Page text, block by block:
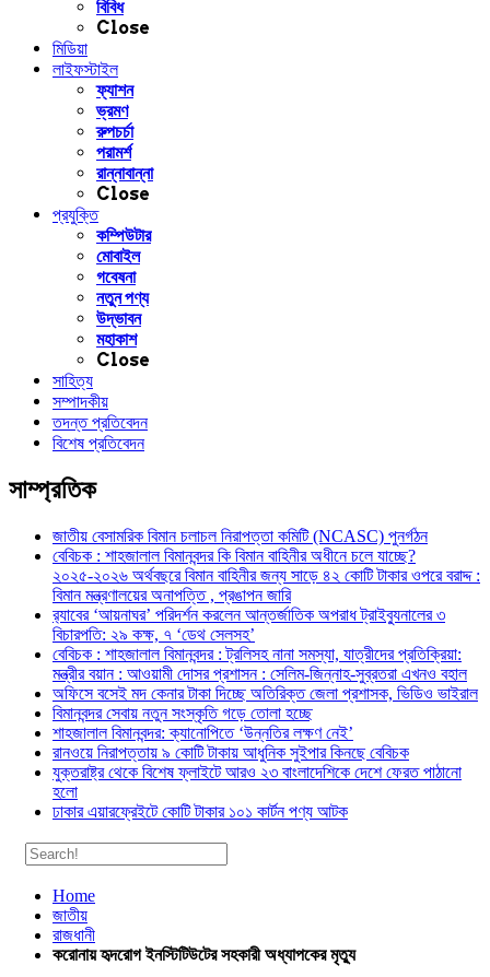
বিবিধ
Close
মিডিয়া
লাইফস্টাইল
ফ্যাশন
ভ্রমণ
রুপচর্চা
পরামর্শ
রান্নাবান্না
Close
প্রযুক্তি
কম্পিউটার
মোবাইল
গবেষনা
নতুন পণ্য
উদ্ভাবন
মহাকাশ
Close
সাহিত্য
সম্পাদকীয়
তদন্ত প্রতিবেদন
বিশেষ প্রতিবেদন
সাম্প্রতিক
জাতীয় বেসামরিক বিমান চলাচল নিরাপত্তা কমিটি (NCASC) পুনর্গঠন
বেবিচক : শাহজালাল বিমানবন্দর কি বিমান বাহিনীর অধীনে চলে যাচ্ছে?
২০২৫-২০২৬ অর্থবছরে বিমান বাহিনীর জন্য সাড়ে ৪২ কোটি টাকার ওপরে বরাদ্দ :
বিমান মন্ত্রণালয়ের অনাপত্তি , প্রঙাপন জারি
র‍্যাবের ‘আয়নাঘর’ পরিদর্শন করলেন আন্তর্জাতিক অপরাধ ট্রাইব্যুনালের ৩
বিচারপতি: ২৯ কক্ষ, ৭ ‘ডেথ সেলসহ’
বেবিচক : শাহজালাল বিমানবন্দর : ট্রলিসহ নানা সমস্যা, যাত্রীদের প্রতিক্রিয়া:
মন্ত্রীর বয়ান : আওয়ামী দোসর প্রশাসন : সেলিম-জিন্নাহ-সুব্রতরা এখনও বহাল
অফিসে বসেই মদ কেনার টাকা দিচ্ছে অতিরিক্ত জেলা প্রশাসক, ভিডিও ভাইরাল
বিমানবন্দর সেবায় নতুন সংস্কৃতি গড়ে তোলা হচ্ছে
শাহজালাল বিমানবন্দর: ক্যানোপিতে ‘উন্নতির লক্ষণ নেই’
রানওয়ে নিরাপত্তায় ৯ কোটি টাকায় আধুনিক সুইপার কিনছে বেবিচক
যুক্তরাষ্ট্র থেকে বিশেষ ফ্লাইটে আরও ২৩ বাংলাদেশিকে দেশে ফেরত পাঠানো
হলো
ঢাকার এয়ারফ্রেইটে কোটি টাকার ১০১ কার্টন পণ্য আটক
Home
জাতীয়
রাজধানী
করোনায় হৃদরোগ ইনস্টিটিউটের সহকারী অধ্যাপকের মৃত্যু